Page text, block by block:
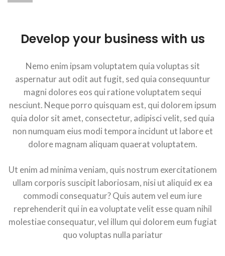
Develop your business with us
Nemo enim ipsam voluptatem quia voluptas sit
aspernatur aut odit aut fugit, sed quia consequuntur
magni dolores eos qui ratione voluptatem sequi
nesciunt. Neque porro quisquam est, qui dolorem ipsum
quia dolor sit amet, consectetur, adipisci velit, sed quia
non numquam eius modi tempora incidunt ut labore et
dolore magnam aliquam quaerat voluptatem.
Ut enim ad minima veniam, quis nostrum exercitationem
ullam corporis suscipit laboriosam, nisi ut aliquid ex ea
commodi consequatur? Quis autem vel eum iure
reprehenderit qui in ea voluptate velit esse quam nihil
molestiae consequatur, vel illum qui dolorem eum fugiat
quo voluptas nulla pariatur